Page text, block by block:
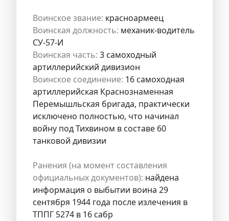
Воинское звание: красноармеец
Воинская должность: механик-водитель
СУ-57-И
Воинская часть: 3 самоходный
артиллерийский дивизион
Воинское соединение: 16 самоходная
артиллерийская Краснознаменная
Перемышльская бригада, практически
исключено полностью, что начинал
войну под Тихвином в составе 60
танковой дивизии
Ранения (на момент составления
официальных документов): найдена
информация о выбытии воина 29
сентября 1944 года после излечения в
ТППГ 5274 в 16 сабр